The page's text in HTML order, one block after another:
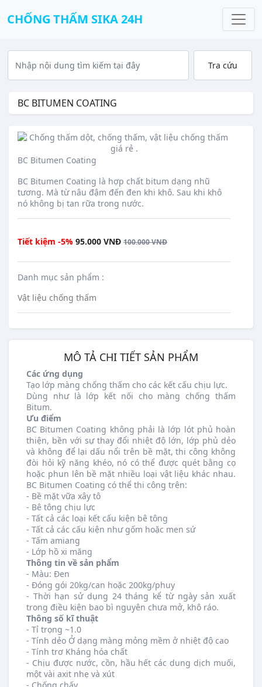
CHỐNG THẤM SIKA 24H
BC BITUMEN COATING
BC Bitumen Coating
translation missing: en.products.product.loader_label
BC Bitumen Coating là hợp chất bitum dạng nhũ
tương. Mà từ nâu đậm đến đen khi khô. Sau khi khô
nó không bị tan rữa trong nước.
Tiết kiệm -5% 95.000 VNĐ 100.000 VNĐ
Danh mục sản phẩm :
Vật liệu chống thấm
MÔ TẢ CHI TIẾT SẢN PHẨM
Các ứng dụng
Tạo lớp màng chống thấm cho các kết cấu chịu lực.
Dùng như là lớp kết nối cho màng chống thấm
Bitum.
Ưu điểm
BC Bitumen Coating không phải là lớp lót phủ hoàn
thiện, bền với sự thay đổi nhiệt độ lớn, lớp phủ dẻo
và không để lại dấu nổi trên bề mặt, thi công không
đòi hỏi kỹ năng khéo, nó có thể được quét bằng cọ
hoặc phun lên bề mặt nhiều loại vật liệu khác nhau.
BC Bitumen Coating có thể thi công trên:
- Bề mặt vữa xây tô
- Bê tông chịu lực
- Tất cả các loại kết cấu kiện bê tông
- Tất cả các cấu kiện như gốm hoặc men sứ
- Tấm amiang
- Lớp hồ xi măng
Thông tin về sản phẩm
- Màu: Đen
- Đóng gói 20kg/can hoặc 200kg/phuy
- Thời hạn sử dụng 24 tháng kể từ ngày sản xuất
trong điều kiện bao bì nguyên chưa mở, khô ráo.
Thông số kĩ thuật
- Tỉ trọng ~1.0
- Tính dẻo Ở dạng màng mỏng mềm ở nhiệt độ cao
- Tính trơ Kháng hóa chất
- Chịu được nước, cồn, hầu hết các dung dịch muối,
một vài axit nhẹ và xút
- Chống chấy